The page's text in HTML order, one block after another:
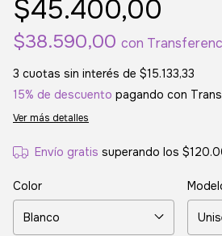
$45.400,00
$38.590,00 con
3 cuotas sin interés de $15.133,33
15% de descuento pagando con
Ver más detalles
Envío gratis superando los
Color